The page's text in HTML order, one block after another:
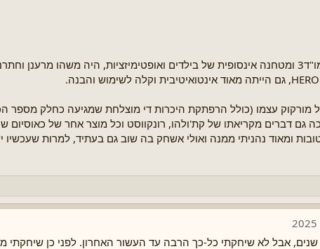
בתקופה שהשוק נשלט על ידי מו"ד3 ומטחנה אינסופית של בילדים ואופטימיזציות, היה
מורקוק עצמו (כולל הרפתקת היכרות די מוצלחת שמגיעה כחלק
גם דברים מקריאתו של קת'ולהו, רונקווסט וכל מוצר אחר של
ומאוד נהניתי ממנה ואולי אשחק בה שוב גם בעתיד, למרות שעכשיו
אבל לא שיחקתי כל-כך הרבה עד העשור האחרון. לפני כן שיחקתי